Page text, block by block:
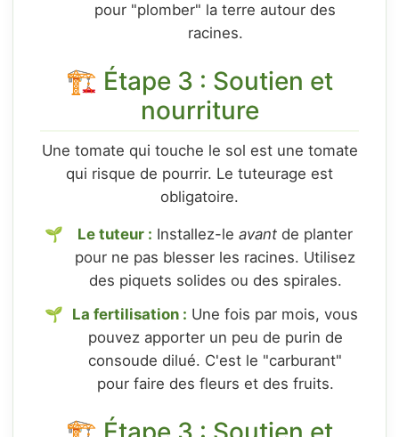
pour "plomber" la terre autour des
racines.
🏗️ Étape 3 : Soutien et
nourriture
Une tomate qui touche le sol est une tomate
qui risque de pourrir. Le tuteurage est
obligatoire.
Le tuteur : Installez-le avant de planter
pour ne pas blesser les racines. Utilisez
des piquets solides ou des spirales.
La fertilisation : Une fois par mois, vous
pouvez apporter un peu de purin de
consoude dilué. C'est le "carburant"
pour faire des fleurs et des fruits.